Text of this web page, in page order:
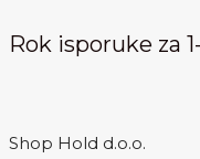
Rok isporuke za
Shop Hold d.o.o.